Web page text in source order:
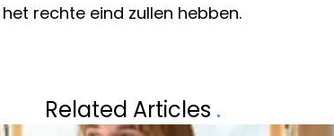
rechte eind zullen hebben.
JASPER
OPPASSEN WAT
Related Articles .